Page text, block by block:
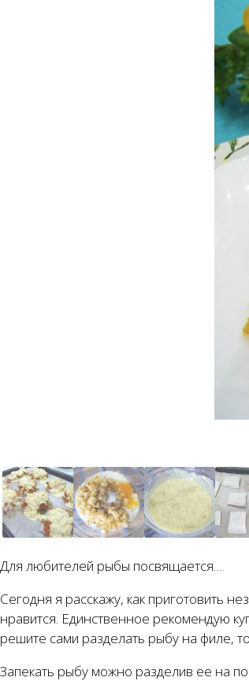
Для любителей рыбы посвящается…
Сегодня я расскажу, как приготовить
нравится. Единственное рекомендую
решите сами разделать рыбу на филе,
Запекать рыбу можно разделив ее на